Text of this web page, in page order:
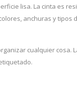
lisa. La cinta es
anchuras y
cualquier cosa.